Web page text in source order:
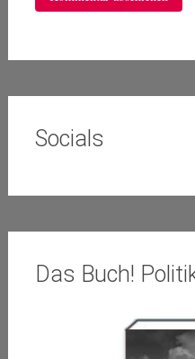
Socials
Das Buch!